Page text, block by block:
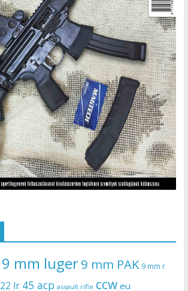
9 mm luger9 mm PAK 9 mm r
22 lr 45 acp assault rifle ccw eu